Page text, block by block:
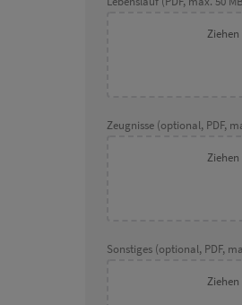
Zeugnisse (optional, PDF,
Sonstiges (optional, PDF,